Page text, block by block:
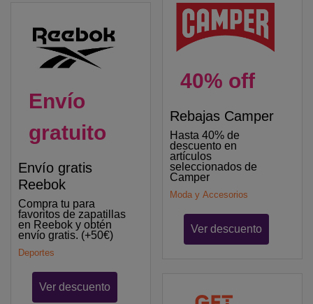
Envío
gratuito
Envío gratis
Reebok
Compra tu para
favoritos de zapatillas
en Reebok y obtén
envío gratis. (+50€)
Deportes
Ver descuento
40% off
Rebajas Camper
Hasta 40% de
descuento en
artículos
seleccionados de
Camper
Moda y Accesorios
Ver descuento